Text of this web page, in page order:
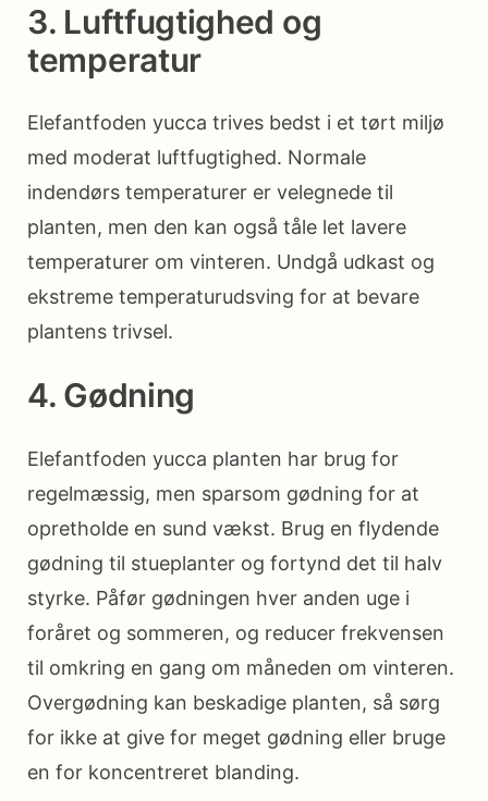
3. Luftfugtighed og
temperatur
Elefantfoden yucca trives bedst i et tørt miljø
med moderat luftfugtighed. Normale
indendørs temperaturer er velegnede til
planten, men den kan også tåle let lavere
temperaturer om vinteren. Undgå udkast og
ekstreme temperaturudsving for at bevare
plantens trivsel.
4. Gødning
Elefantfoden yucca planten har brug for
regelmæssig, men sparsom gødning for at
opretholde en sund vækst. Brug en flydende
gødning til stueplanter og fortynd det til halv
styrke. Påfør gødningen hver anden uge i
foråret og sommeren, og reducer frekvensen
til omkring en gang om måneden om vinteren.
Overgødning kan beskadige planten, så sørg
for ikke at give for meget gødning eller bruge
en for koncentreret blanding.